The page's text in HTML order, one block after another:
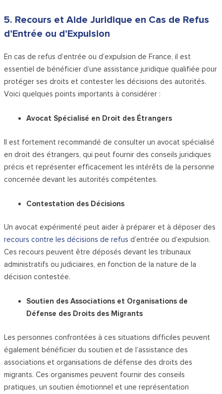
5. Recours et Aide Juridique en Cas de Refus
d’Entrée ou d’Expulsion
En cas de refus d’entrée ou d’expulsion de France, il est
essentiel de bénéficier d’une assistance juridique qualifiée pour
protéger ses droits et contester les décisions des autorités.
Voici quelques points importants à considérer :
Avocat Spécialisé en Droit des Étrangers
Il est fortement recommandé de consulter un avocat spécialisé
en droit des étrangers, qui peut fournir des conseils juridiques
précis et représenter efficacement les intérêts de la personne
concernée devant les autorités compétentes.
Contestation des Décisions
Un avocat expérimenté peut aider à préparer et à déposer des
recours contre les décisions de refus d’entrée ou d’expulsion.
Ces recours peuvent être déposés devant les tribunaux
administratifs ou judiciaires, en fonction de la nature de la
décision contestée.
Soutien des Associations et Organisations de
Défense des Droits des Migrants
Les personnes confrontées à ces situations difficiles peuvent
également bénéficier du soutien et de l’assistance des
associations et organisations de défense des droits des
migrants. Ces organismes peuvent fournir des conseils
pratiques, un soutien émotionnel et une représentation